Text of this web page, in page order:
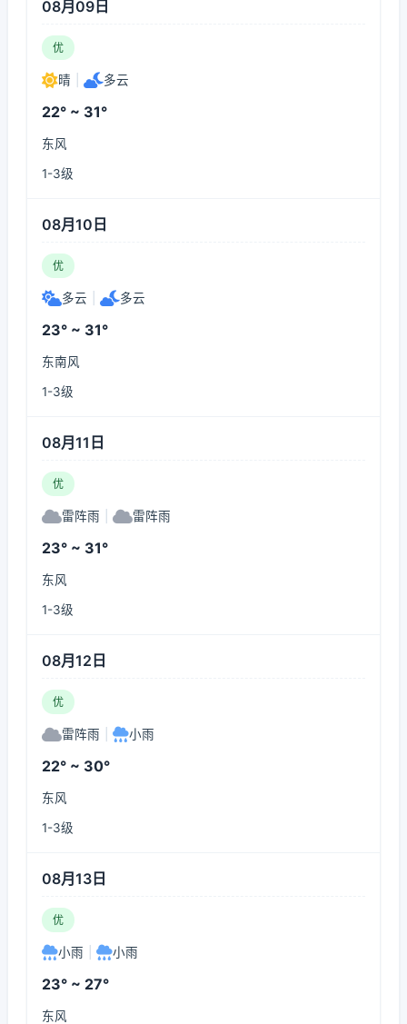
08月09日
优
晴 多云
22° ~ 31°
东风
1-3级
08月10日
优
多云 多云
23° ~ 31°
东南风
1-3级
08月11日
优
雷阵雨 雷阵雨
23° ~ 31°
东风
1-3级
08月12日
优
雷阵雨 小雨
22° ~ 30°
东风
1-3级
08月13日
优
小雨 小雨
23° ~ 27°
东风